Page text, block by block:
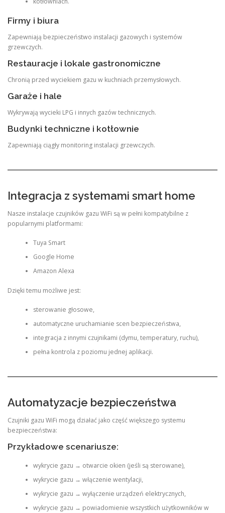
Firmy i biura
Zapewniają bezpieczeństwo instalacji gazowych i systemów
grzewczych.
Restauracje i lokale gastronomiczne
Chronią przed wyciekiem gazu w kuchniach przemysłowych.
Garaże i hale
Wykrywają wycieki LPG i innych gazów technicznych.
Budynki techniczne i kotłownie
Zapewniają ciągły monitoring instalacji grzewczych.
Integracja z systemami smart home
Nasze instalacje czujników gazu WiFi są w pełni kompatybilne z
popularnymi platformami:
Tuya Smart
Google Home
Amazon Alexa
Dzięki temu możliwe jest:
sterowanie głosowe,
automatyczne uruchamianie scen bezpieczeństwa,
integracja z innymi czujnikami (dymu, temperatury, ruchu),
pełna kontrola z poziomu jednej aplikacji.
Automatyzacje bezpieczeństwa
Czujniki gazu WiFi mogą działać jako część większego systemu
bezpieczeństwa:
Przykładowe scenariusze:
wykrycie gazu → otwarcie okien (jeśli są sterowane),
wykrycie gazu → włączenie wentylacji,
wykrycie gazu → wyłączenie urządzeń elektrycznych,
wykrycie gazu → powiadomienie wszystkich użytkowników w